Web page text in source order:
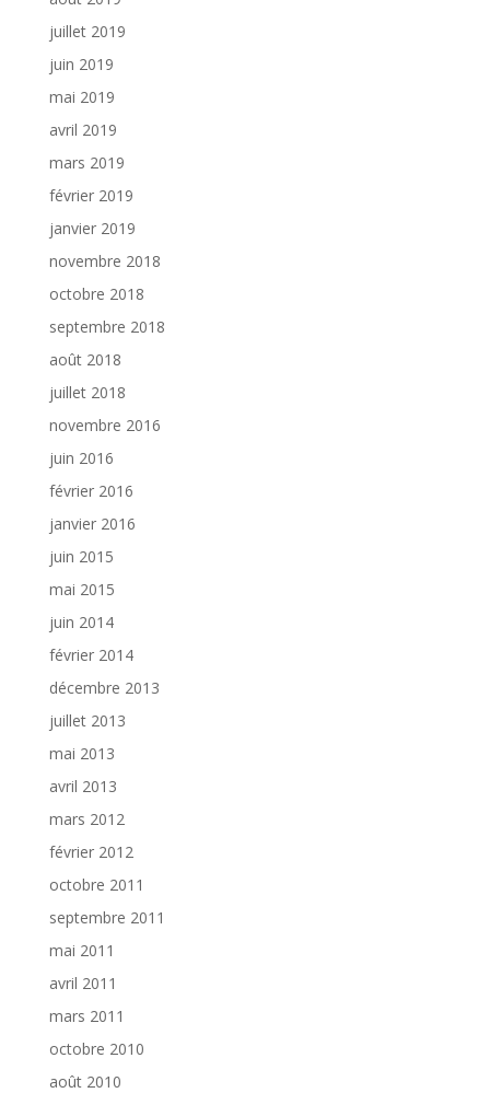
juillet 2019
juin 2019
mai 2019
avril 2019
mars 2019
février 2019
janvier 2019
novembre 2018
octobre 2018
septembre 2018
août 2018
juillet 2018
novembre 2016
juin 2016
février 2016
janvier 2016
juin 2015
mai 2015
juin 2014
février 2014
décembre 2013
juillet 2013
mai 2013
avril 2013
mars 2012
février 2012
octobre 2011
septembre 2011
mai 2011
avril 2011
mars 2011
octobre 2010
août 2010